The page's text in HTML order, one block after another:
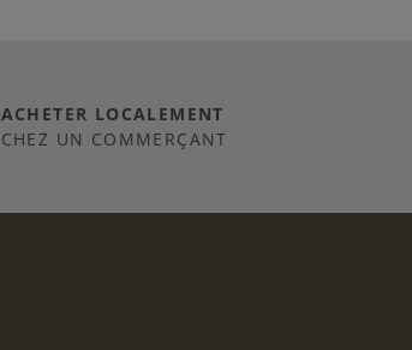
ACHETER LOCALEMENT
CHEZ UN COMMERÇANT